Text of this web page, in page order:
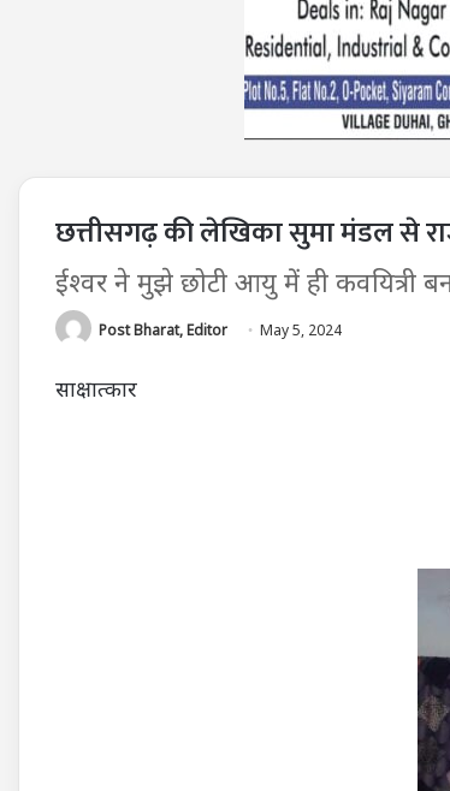
छत्तीसगढ़ की लेखिका सुमा मंडल से
ईश्वर ने मुझे छोटी आयु में ही कवयित्री
Post Bharat, Editor May 5, 2024
साक्षात्कार